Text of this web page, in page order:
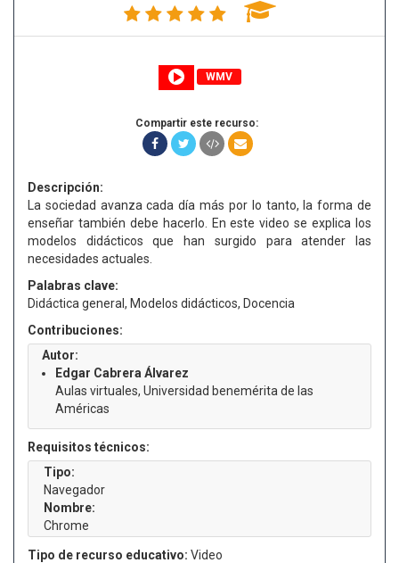
WMV
Compartir este recurso:
Descripción:
La sociedad avanza cada día más por lo tanto, la forma de
enseñar también debe hacerlo. En este video se explica los
modelos didácticos que han surgido para atender las
necesidades actuales.
Palabras clave:
Didáctica general, Modelos didácticos, Docencia
Contribuciones:
Autor:
Edgar Cabrera Álvarez
Aulas virtuales, Universidad benemérita de las
Américas
Requisitos técnicos:
Tipo:
Navegador
Nombre:
Chrome
Tipo de recurso educativo: Video